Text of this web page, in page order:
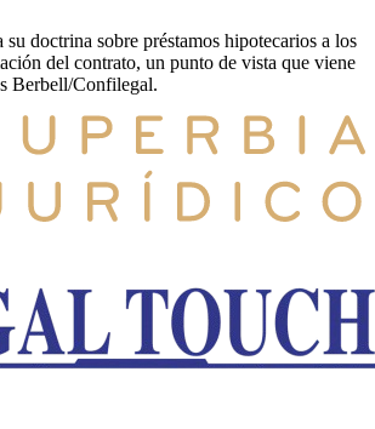
doctrina sobre préstamos hipotecarios a los
del contrato, un punto de vista que viene
Berbell/Confilegal.